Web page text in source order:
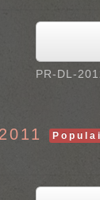
PR-DL-